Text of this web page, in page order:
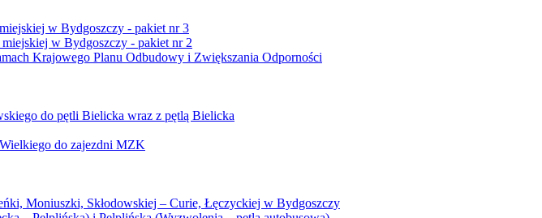
w Bydgoszczy - pakiet nr 3
w Bydgoszczy - pakiet nr 2
Krajowego Planu Odbudowy i Zwiększania Odporności
do pętli Bielicka wraz z pętlą Bielicka
do zajezdni MZK
Moniuszki, Skłodowskiej – Curie, Łęczyckiej w Bydgoszczy